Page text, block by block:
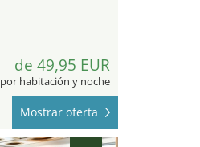
de 49,95 EUR
por habitación y noche
Mostrar oferta